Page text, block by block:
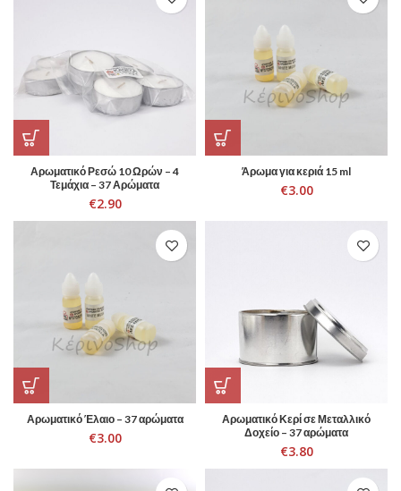
Αρωματικό Ρεσώ 10 Ωρών – 4
Τεμάχια – 37 Αρώματα
€2.90
Άρωμα για κεριά 15 ml
€3.00
Αρωματικό Έλαιο – 37 αρώματα
€3.00
Αρωματικό Κερί σε Μεταλλικό
Δοχείο – 37 αρώματα
€3.80